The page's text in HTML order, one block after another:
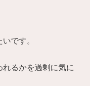
です。
るかを過剰に気に